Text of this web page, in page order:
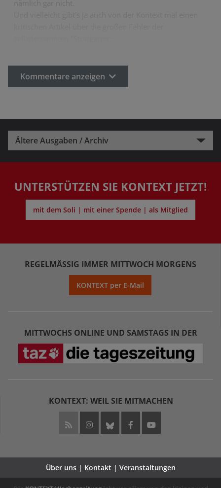
Kommentare anzeigen
Ältere Ausgaben / Archiv
UNTERSTÜTZEN SIE KONTEXT JETZT!
mit dem Soli | mit einer Spende | als Mitglied
REGELMÄSSIG IMMER MITTWOCH MORGENS
KONTEXT per E-Mail
MITTWOCHS ONLINE UND SAMSTAGS IN DER
KONTEXT: WEIL SIE MITMACHEN
Über uns | Kontakt | Veranstaltungen